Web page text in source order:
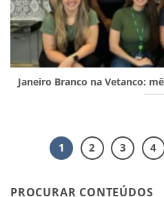
Janeiro Branco na Vetanco:
1 2 3 4
PROCURAR CONTEÚDOS